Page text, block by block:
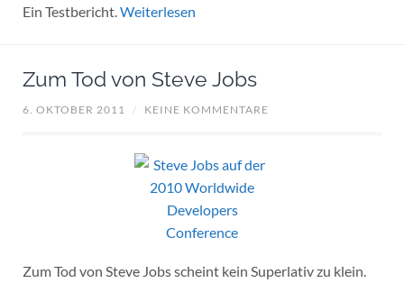
Ein Testbericht. Weiterlesen
Zum Tod von Steve Jobs
6. OKTOBER 2011 / KEINE KOMMENTARE
Zum Tod von Steve Jobs scheint kein Superlativ zu klein.